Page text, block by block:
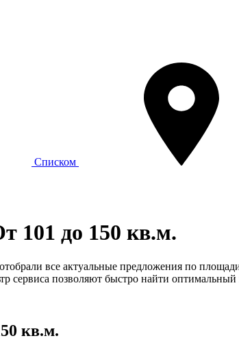
Списком
101 до 150 кв.м.
все актуальные предложения по
позволяют быстро найти оптимальный
кв.м.